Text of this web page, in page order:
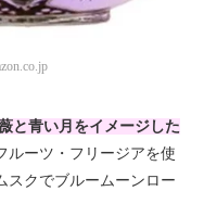
と青い月をイメージした
ルーツ・フリージアを使
スクでブルームーンロー